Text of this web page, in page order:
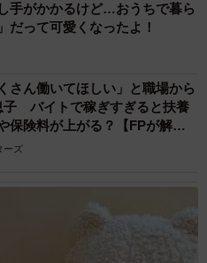
果、この一発描き方式を取る
いることはありますか？
ですが、漫画を読んで傷つ
と、自分の子どもが読んで
ろいと感じることは？
手がかかるけど…おうちで暮ら
だって可愛くなったよ！
さん働いてほしい」と職場から
子 バイトで稼ぎすぎると扶養
保険料が上がる？【FPが解
ーズ